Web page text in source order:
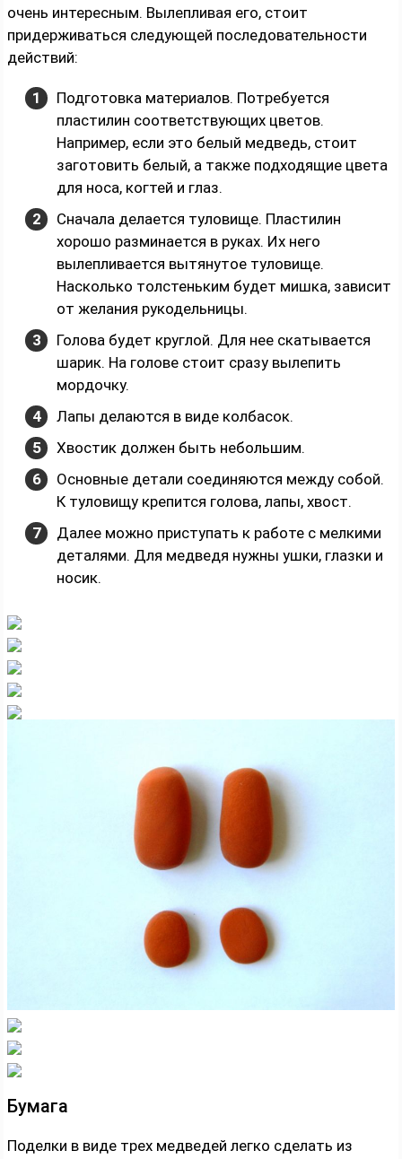
очень интересным. Вылепливая его, стоит
придерживаться следующей последовательности
действий:
Подготовка материалов. Потребуется
пластилин соответствующих цветов.
Например, если это белый медведь, стоит
заготовить белый, а также подходящие цвета
для носа, когтей и глаз.
Сначала делается туловище. Пластилин
хорошо разминается в руках. Их него
вылепливается вытянутое туловище.
Насколько толстеньким будет мишка, зависит
от желания рукодельницы.
Голова будет круглой. Для нее скатывается
шарик. На голове стоит сразу вылепить
мордочку.
Лапы делаются в виде колбасок.
Хвостик должен быть небольшим.
Основные детали соединяются между собой.
К туловищу крепится голова, лапы, хвост.
Далее можно приступать к работе с мелкими
деталями. Для медведя нужны ушки, глазки и
носик.
Бумага
Поделки в виде трех медведей легко сделать из